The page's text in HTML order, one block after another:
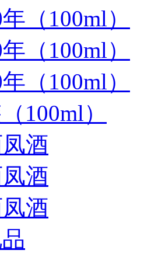
（100ml）
（100ml）
（100ml）
100ml）
酒
酒
酒